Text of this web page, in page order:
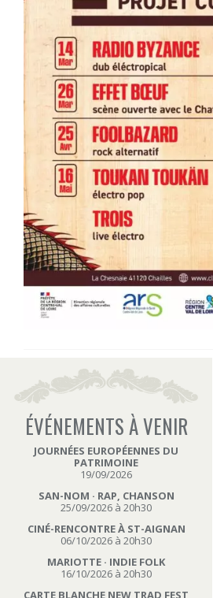
ÉVÉNEMENTS À VENIR
JOURNÉES EUROPÉENNES DU
PATRIMOINE
19/09/2026
SAN-NOM · RAP, CHANSON
25/09/2026 à 20h30
CINÉ-RENCONTRE À ST-AIGNAN
06/10/2026 à 20h30
MARIOTTE · INDIE FOLK
16/10/2026 à 20h30
CARTE BLANCHE NEW TRAD FEST